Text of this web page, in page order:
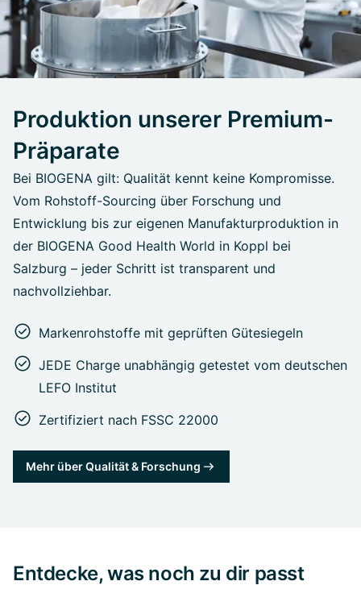
Produktion unserer Premium-
Präparate
Bei BIOGENA gilt: Qualität kennt keine Kompromisse.
Vom Rohstoff-Sourcing über Forschung und
Entwicklung bis zur eigenen Manufakturproduktion in
der BIOGENA Good Health World in Koppl bei
Salzburg – jeder Schritt ist transparent und
nachvollziehbar.
Markenrohstoffe mit geprüften Gütesiegeln
JEDE Charge unabhängig getestet vom deutschen
LEFO Institut
Zertifiziert nach FSSC 22000
Mehr über Qualität & Forschung
Entdecke, was noch zu dir passt